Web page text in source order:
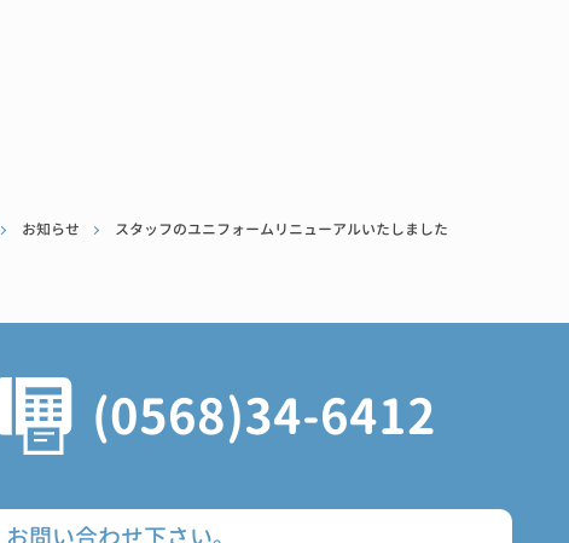
お知らせ スタッフのユニフォームリニューアルいたしました
(0568)34-6412